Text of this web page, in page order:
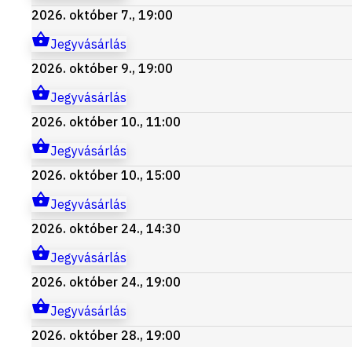
2026. október 7., 19:00
Jegyvásárlás
2026. október 9., 19:00
Jegyvásárlás
2026. október 10., 11:00
Jegyvásárlás
2026. október 10., 15:00
Jegyvásárlás
2026. október 24., 14:30
Jegyvásárlás
2026. október 24., 19:00
Jegyvásárlás
2026. október 28., 19:00